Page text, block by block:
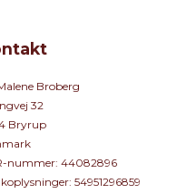
Broberg
32
Bryrup
nummer: 44082896
: 54951296859